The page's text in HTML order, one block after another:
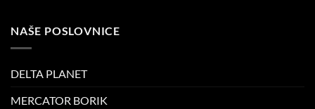
NAŠE POSLOVNICE
DELTA PLANET
MERCATOR BORIK